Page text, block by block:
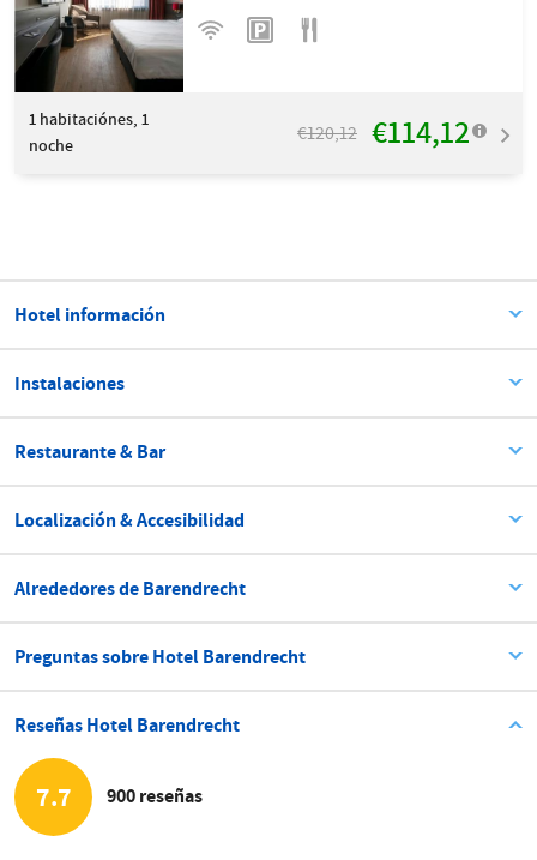
1 habitaciónes, 1
noche
€120,12 €114,12
Hotel información
Instalaciones
Restaurante & Bar
Localización & Accesibilidad
Alrededores de Barendrecht
Preguntas sobre Hotel Barendrecht
Reseñas Hotel Barendrecht
7.7 900 reseñas